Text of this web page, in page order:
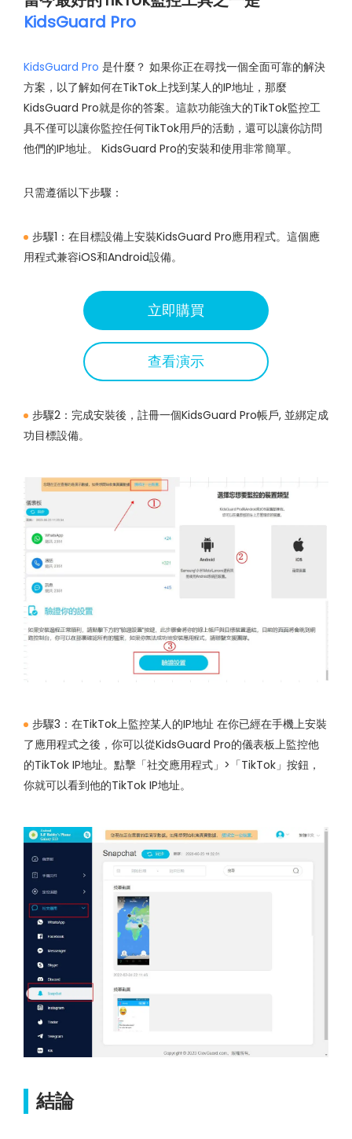
KidsGuard Pro
KidsGuard Pro 是什麼？ 如果你正在尋找一個全面可靠的解決
方案，以了解如何在TikTok上找到某人的IP地址，那麼
KidsGuard Pro就是你的答案。這款功能強大的TikTok監控工
具不僅可以讓你監控任何TikTok用戶的活動，還可以讓你訪問
他們的IP地址。 KidsGuard Pro的安裝和使用非常簡單。
只需遵循以下步驟：
步驟1：在目標設備上安裝KidsGuard Pro應用程式。這個應
用程式兼容iOS和Android設備。
立即購買
查看演示
步驟2：完成安裝後，註冊一個KidsGuard Pro帳戶, 並綁定成
功目標設備。
步驟3：在TikTok上監控某人的IP地址 在你已經在手機上安裝
了應用程式之後，你可以從KidsGuard Pro的儀表板上監控他
的TikTok IP地址。點擊「社交應用程式」>「TikTok」按鈕，
你就可以看到他的TikTok IP地址。
結論